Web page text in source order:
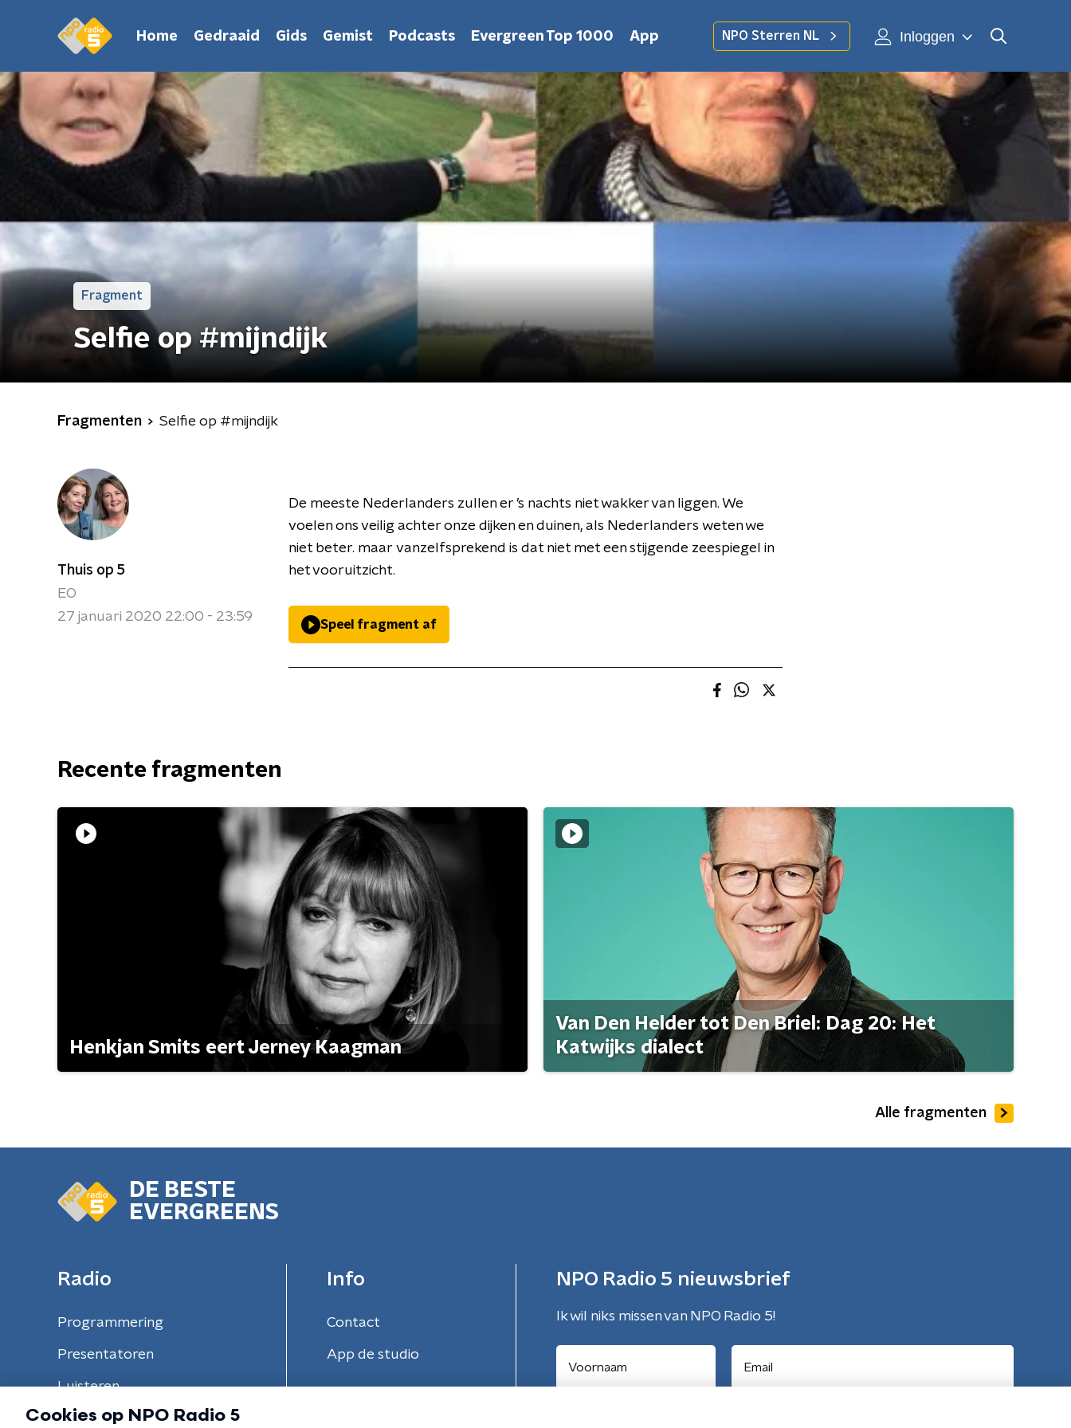
Home Gedraaid Gids Gemist Podcasts Evergreen Top 1000 App NPO Sterren NL Inloggen
Fragment
Selfie op #mijndijk
Fragmenten Selfie op #mijndijk
Thuis op 5
EO
27 januari 2020 22:00 - 23:59
De meeste Nederlanders zullen er ’s nachts niet wakker van liggen. We
voelen ons veilig achter onze dijken en duinen, als Nederlanders weten we
niet beter. maar vanzelfsprekend is dat niet met een stijgende zeespiegel in
het vooruitzicht.
Speel fragment af
Recente fragmenten
Henkjan Smits eert Jerney Kaagman
Van Den Helder tot Den Briel: Dag 20: Het
Katwijks dialect
Alle fragmenten
DE BESTE
EVERGREENS
Radio
Programmering
Presentatoren
Luisteren
Info
Contact
App de studio
NPO Radio 5 nieuwsbrief
Ik wil niks missen van NPO Radio 5!